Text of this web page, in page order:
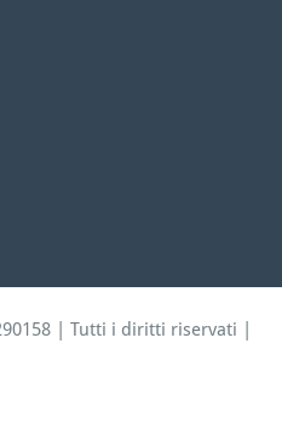
| Tutti i diritti riservati |